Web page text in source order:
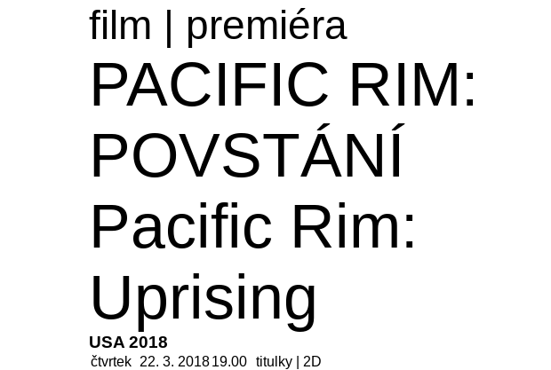
film | premiéra
PACIFIC RIM:
POVSTÁNÍ
Pacific Rim:
Uprising
USA 2018
čtvrtek 22. 3. 201819.00 titulky | 2D